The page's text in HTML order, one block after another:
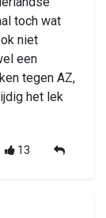
toch wat
niet
een
tegen AZ,
het lek
13